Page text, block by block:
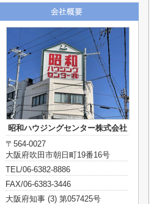
昭和ハウジングセンター株式会社
〒564-0027
大阪府吹田市朝日町19番16号
TEL/06-6382-8886
FAX/06-6383-3446
大阪府知事 (3) 第057425号